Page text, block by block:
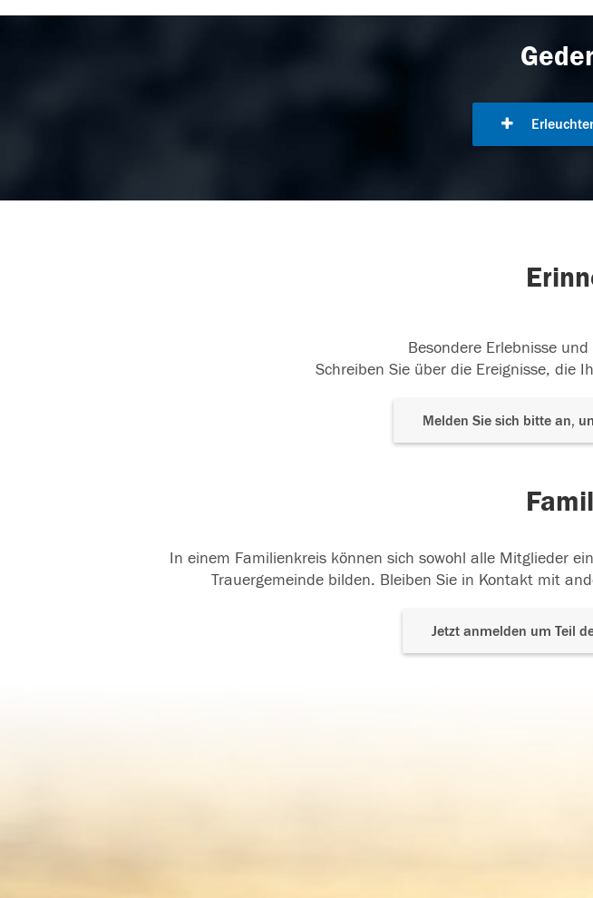
Besondere Erlebnisse
Schreiben Sie über die Ereignisse, die
Melden Sie sich bitte an,
In einem Familienkreis können sich sowohl alle Mitglieder
Trauergemeinde bilden. Bleiben Sie in Kontakt mit
Jetzt anmelden um Teil